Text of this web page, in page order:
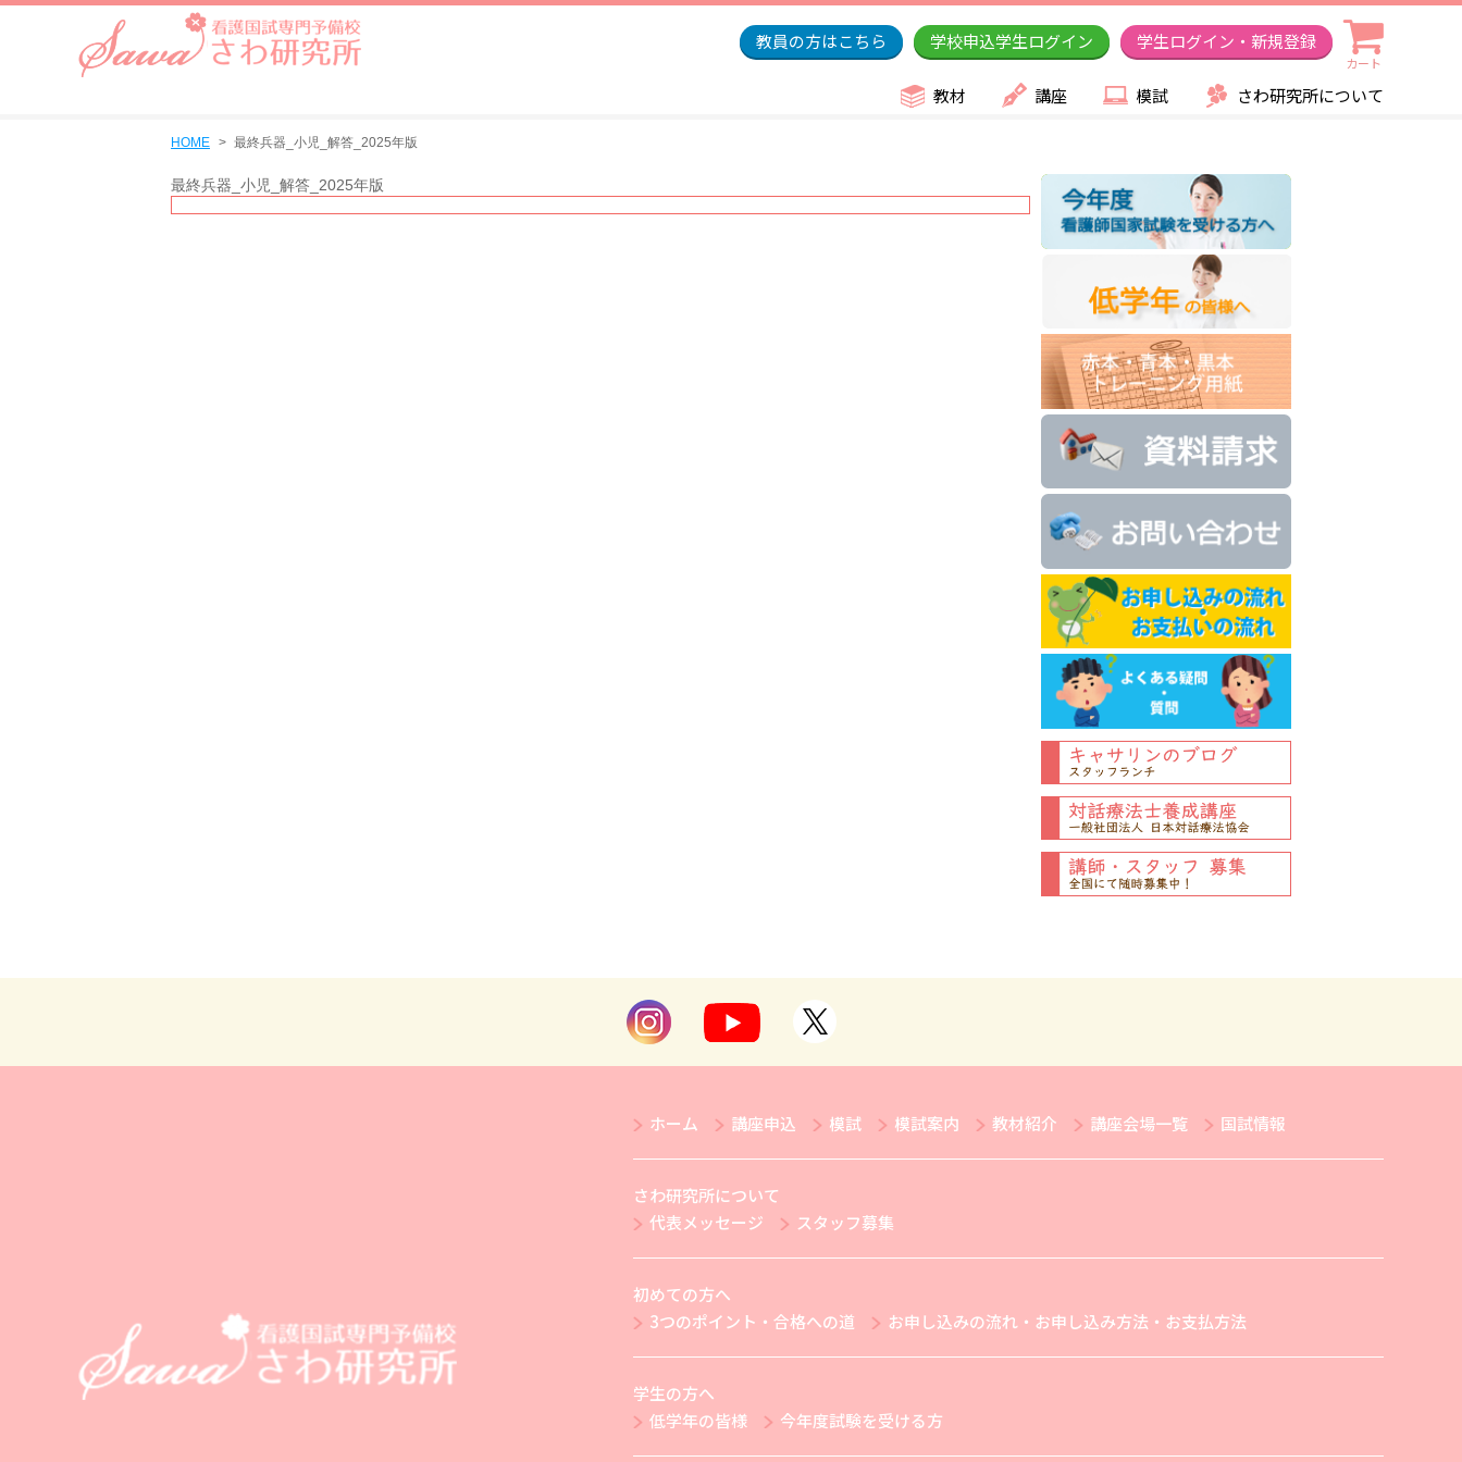
教員の方はこちら 学校申込学生ログイン 学生ログイン・新規登録
カート
教材 講座 模試 さわ研究所について
HOME 最終兵器_小児_解答_2025年版
最終兵器_小児_解答_2025年版
ホーム 講座申込 模試 模試案内 教材紹介 講座会場一覧 国試情報
さわ研究所について
代表メッセージ
スタッフ募集
初めての方へ
3つのポイント・合格への道
お申し込みの流れ・お申し込み方法・お支払方法
学生の方へ
低学年の皆様
今年度試験を受ける方